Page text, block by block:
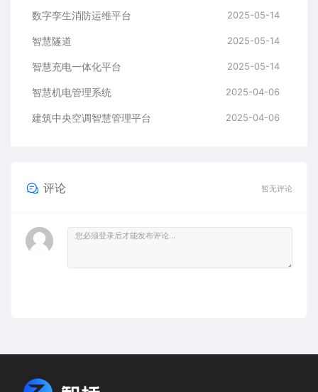
数字孪生消防运维平台 2025-05-14
智慧隧道 2025-05-14
​​智慧充电一体化平台 2025-05-14
智慧机电管理系统 2025-04-06
建筑中央空调智慧管理平台 2025-04-06
评论 暂无评论